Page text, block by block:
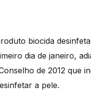
biocida
dia de janeiro,
de 2012 que
a pele.